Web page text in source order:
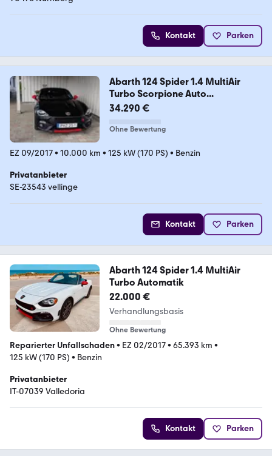
Kontakt Parken
Abarth 124 Spider 1.4 MultiAir
Turbo Scorpione Auto...
34.290 €
Ohne Bewertung
EZ 09/2017• 10.000 km • 125 kW (170 PS) • Benzin
Privatanbieter
SE-23543 vellinge
Kontakt Parken
Abarth 124 Spider 1.4 MultiAir
Turbo Automatik
22.000 €
Verhandlungsbasis
Ohne Bewertung
Reparierter Unfallschaden• EZ 02/2017• 65.393 km •
125 kW (170 PS) • Benzin
Privatanbieter
IT-07039 Valledoria
Kontakt Parken